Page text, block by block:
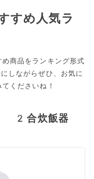
すめ人気ラ
商品をランキング形式
しながらぜひ、お気に
くださいね！
2合炊飯器